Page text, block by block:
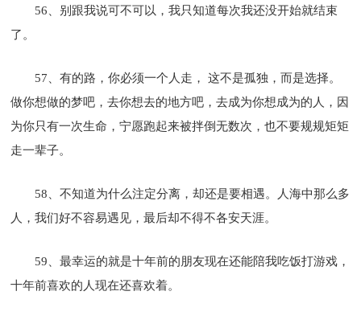
56、别跟我说可不可以，我只知道每次我还没开始就结束
了。
57、有的路，你必须一个人走， 这不是孤独，而是选择。
做你想做的梦吧，去你想去的地方吧，去成为你想成为的人，因
为你只有一次生命，宁愿跑起来被拌倒无数次，也不要规规矩矩
走一辈子。
58、不知道为什么注定分离，却还是要相遇。人海中那么多
人，我们好不容易遇见，最后却不得不各安天涯。
59、最幸运的就是十年前的朋友现在还能陪我吃饭打游戏，
十年前喜欢的人现在还喜欢着。